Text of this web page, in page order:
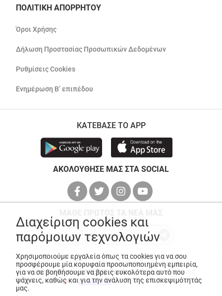
ΠΟΛΙΤΙΚΗ ΑΠΟΡΡΗΤΟΥ
Όροι Χρήσης
Δήλωση Προστασίας Προσωπικών Δεδομένων
Ρυθμίσεις Cookies
Ενημέρωση Β’ επιπέδου
ΚΑΤΕΒΑΣΕ ΤΟ APP
ΑΚΟΛΟΥΘΗΣΕ ΜΑΣ ΣΤΑ SOCIAL
© Copyright 2026ANEDIK Kritikos. All Rights Reserved
Made with
byDesquared
Διαχείριση cookies και
παρόμοιων τεχνολογιών
Χρησιμοποιούμε εργαλεία όπως τα cookies για να σου
προσφέρουμε μία κορυφαία προσωποποιημένη εμπειρία,
για να σε βοηθήσουμε να βρεις ευκολότερα αυτό που
ψάχνεις, καθώς και για την ανάλυση της επισκεψιμότητάς
μας.